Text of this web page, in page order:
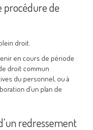
procédure de
droit.
en cours de période
droit commun
du personnel, ou à
d’un plan de
redressement